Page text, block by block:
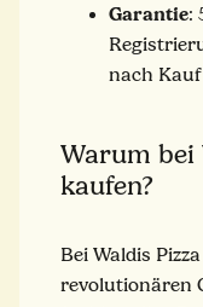
Garantie:
nach Kauf
Warum bei
kaufen?
Bei Waldis
revolutionären